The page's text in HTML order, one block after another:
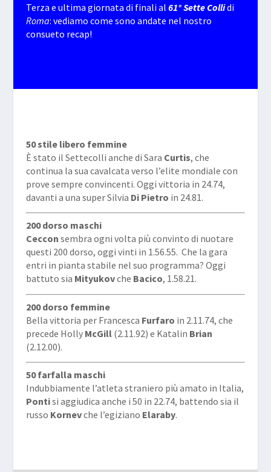
Terza e ultima giornata di finali al 61° Sette Collidi
Roma: vediamo come sono andate nel nostro
consueto recap!
50 stile libero femmine
È stato il Settecolli anche di Sara Curtis, che
continua la sua cavalcata verso l’elite mondiale con
prove sempre convincenti. Oggi vittoria in 24.74,
davanti a una super Silvia Di Pietro in 24.81.
200 dorso maschi
Ceccon sembra ogni volta più convinto di nuotare
questi 200 dorso, oggi vinti in 1.56.55. Che la gara
entri in pianta stabile nel suo programma? Oggi
battuto sia Mityukovche Bacico, 1.58.21.
200 dorso femmine
Bella vittoria per Francesca Furfaro in 2.11.74, che
precede Holly McGill(2.11.92) e Katalin Brian
(2.12.00).
50 farfalla maschi
Indubbiamente l’atleta straniero più amato in Italia,
Pontisi aggiudica anche i 50 in 22.74, battendo sia il
russo Kornevche l’egiziano Elaraby.